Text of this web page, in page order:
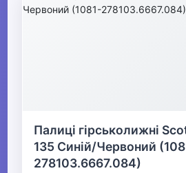
Палиці гірськолижні
135 Синій/Червоний
278103.6667.084)